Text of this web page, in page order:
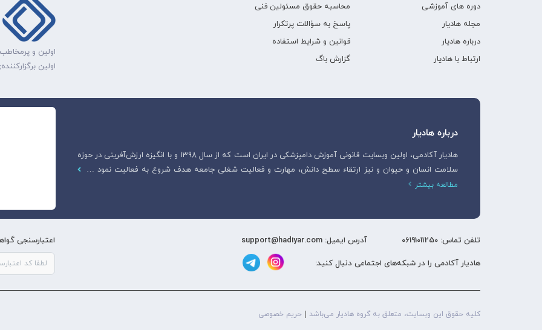
دوره های آموزشی
مجله هادیار
درباره هادیار
ارتباط با هادیار
محاسبه حقوق مسئولین فنی
پاسخ به سؤالات پرتکرار
قوانین و شرایط استفاده
گزارش باگ
اولین و
اولین
درباره هادیار
هادیار آکادمی، اولین وبسایت قانونی آموزش دامپزشکی در ایران است که از سال 1398 و با انگیزه ارزش‌آفرینی در حوزه
سلامت انسان و حیوان و نیز ارتقاء سطح دانش، مهارت و فعالیت شغلی جامعه هدف شروع به فعالیت نمود …
مطالعه بیشتر
تلفن تماس: 06191011250 آدرس ایمیل: support@hadiyar.com
هادیار آکادمی را در شبکه‌های اجتماعی دنبال کنید:
اعتبارسنجی
کلیه حقوق این وبسایت، متعلق به گروه هادیار می‌باشد حریم خصوصی